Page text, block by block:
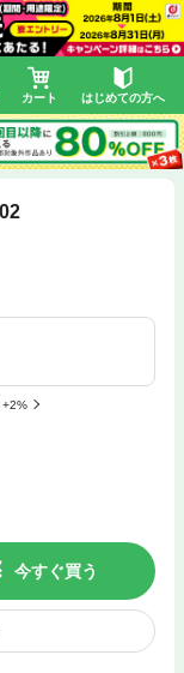
カート はじめての方へ
+2%
今すぐ買う